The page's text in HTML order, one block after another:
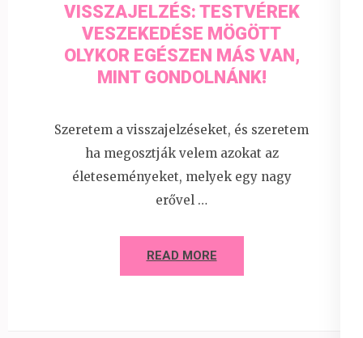
VISSZAJELZÉS: TESTVÉREK
VESZEKEDÉSE MÖGÖTT
OLYKOR EGÉSZEN MÁS VAN,
MINT GONDOLNÁNK!
Szeretem a visszajelzéseket, és szeretem
ha megosztják velem azokat az
életeseményeket, melyek egy nagy
erővel …
READ MORE